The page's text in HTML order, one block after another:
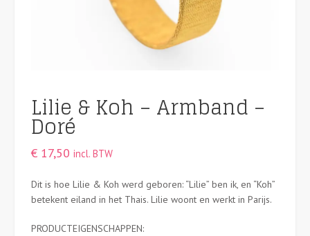
Lilie & Koh – Armband –
Doré
€ 17,50 incl. BTW
Dit is hoe Lilie & Koh werd geboren: “Lilie” ben ik, en “Koh”
betekent eiland in het Thais. Lilie woont en werkt in Parijs.
PRODUCTEIGENSCHAPPEN: